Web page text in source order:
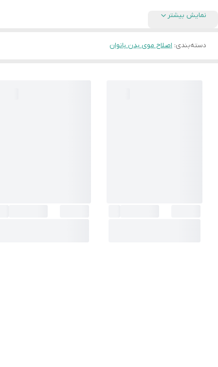
نمایش بیشتر
دسته‌بندی: اصلاح موی بدن بانوان